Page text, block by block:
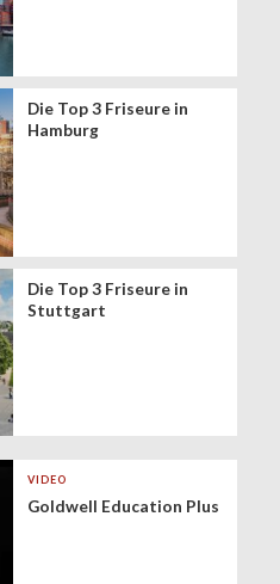
Die Top 3 Friseure in
Hamburg
Die Top 3 Friseure in
Stuttgart
VIDEO
Goldwell Education Plus